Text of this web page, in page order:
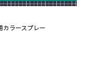
カラースプレー